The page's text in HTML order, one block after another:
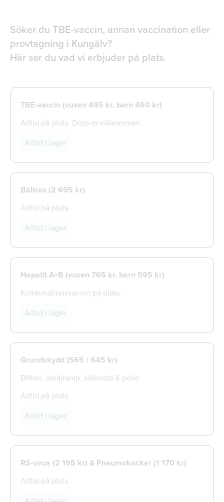
Söker du TBE-vaccin, annan vaccination eller
provtagning i Kungälv?
Här ser du vad vi erbjuder på plats.
TBE-vaccin (vuxen 495 kr, barn 460 kr)
Alltid på plats. Drop-in välkommen.
Alltid i lager
Bältros (2 695 kr)
Alltid på plats.
Alltid i lager
Hepatit A+B (vuxen 765 kr, barn 595 kr)
Kombinationsvaccin på plats.
Alltid i lager
Grundskydd (565 / 645 kr)
Difteri, stelkramp, kikhosta & polio
Alltid på plats.
Alltid i lager
RS-virus (2 195 kr) & Pneumokocker (1 170 kr)
Alltid på plats.